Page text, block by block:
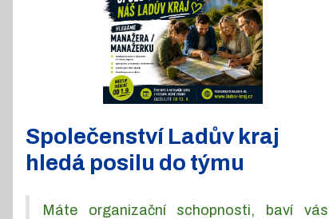
Společenství Ladův kraj
hledá posilu do týmu
Máte organizační schopnosti, baví vás